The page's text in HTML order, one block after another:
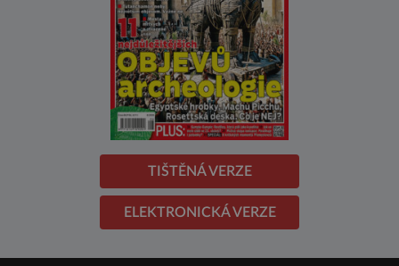
TIŠTĚNÁ VERZE
ELEKTRONICKÁ VERZE